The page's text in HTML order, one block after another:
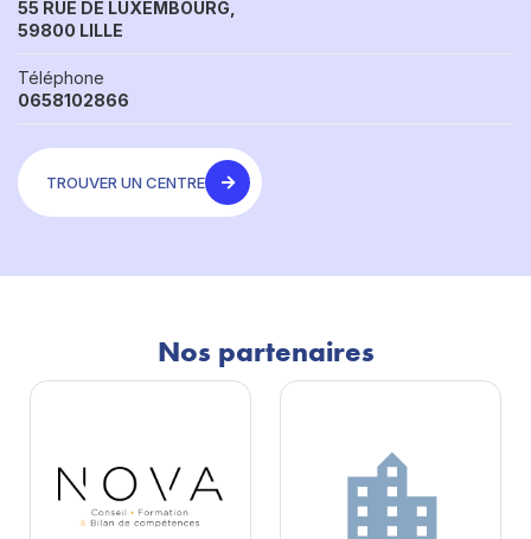
55 RUE DE LUXEMBOURG,
59800 LILLE
Téléphone
0658102866
TROUVER UN CENTRE
Nos partenaires